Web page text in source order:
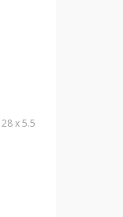
28 x 5.5